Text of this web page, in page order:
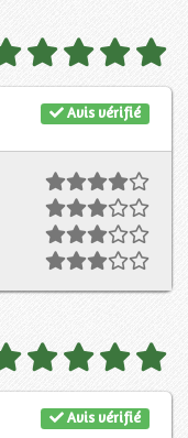
Avis vérifié
Avis vérifié